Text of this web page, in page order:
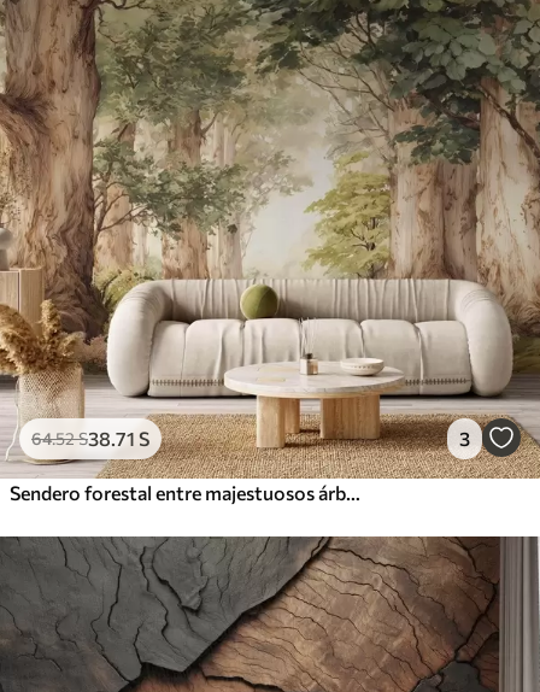
64.52S38 .71 S 3